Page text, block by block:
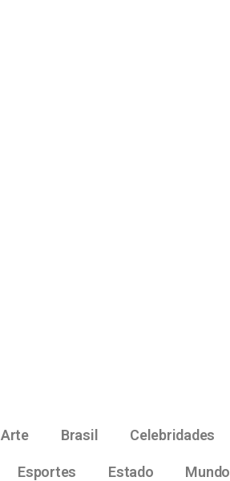
Arte Brasil Celebridades
Esportes Estado Mundo